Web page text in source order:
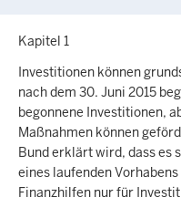
Kapitel 1
Investitionen können
nach dem 30. Juni 2015
begonnene Investitionen,
Maßnahmen können
Bund erklärt wird, dass es
eines laufenden
Finanzhilfen nur für